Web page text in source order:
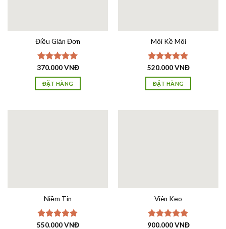
Điều Giản Đơn
Được xếp
hạng5.00
5 sao
370.000VNĐ
ĐẶT HÀNG
Môi Kề Môi
Được xếp
hạng5.00
5 sao
520.000VNĐ
ĐẶT HÀNG
Niềm Tin
Được xếp
550.000VNĐ
Viên Kẹo
Được xếp
900.000VNĐ